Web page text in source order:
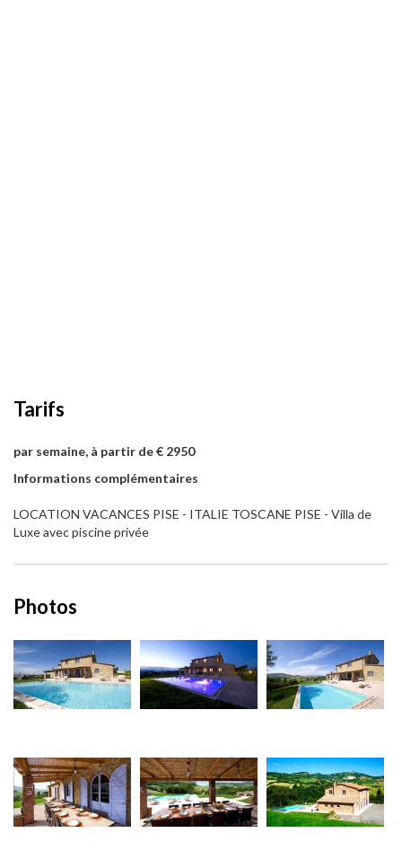
Tarifs
par semaine, à partir de € 2950
Informations complémentaires
LOCATION VACANCES PISE - ITALIE TOSCANE PISE - Villa de
Luxe avec piscine privée
Photos